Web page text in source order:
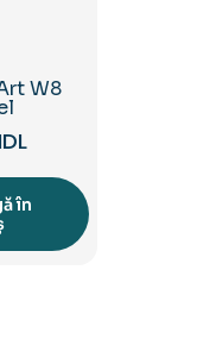
W8
în